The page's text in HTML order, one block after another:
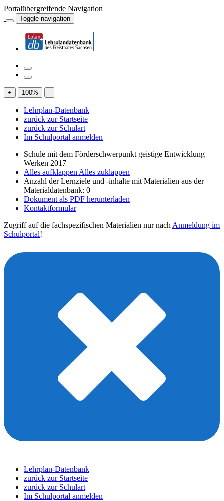
Portalübergreifende Navigation
Toggle navigation
+ 100% -
Lehrplan-Datenbank
zurück zur Startseite
zurück zur Schulart
Im Schulportal anmelden
Schule mit dem Förderschwerpunkt geistige Entwicklung
Werken 2017
Alles aufklappen Alles zuklappen
Anzahl der Lernziele und -inhalte mit Materialien aus der
Materialdatenbank: 0
Dokument als PDF herunterladen
Kontaktformular
Zugriff auf die fachspezifischen Materialien nur nach Anmeldung im
Schulportal!
Lehrplan-Datenbank
zurück zur Startseite
zurück zur Schulart
Im Schulportal anmelden